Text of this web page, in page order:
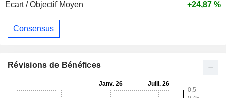
Ecart / Objectif Moyen
+24,87 %
Consensus
Révisions de Bénéfices